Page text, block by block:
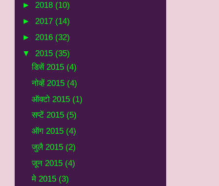
► 2018 (10)
► 2017 (14)
► 2016 (32)
▼ 2015 (35)
डिसें 2015 (4)
नोव्हें 2015 (4)
ऑक्टो 2015 (1)
सप्टें 2015 (5)
ऑग 2015 (4)
जुलै 2015 (2)
जून 2015 (4)
मे 2015 (3)